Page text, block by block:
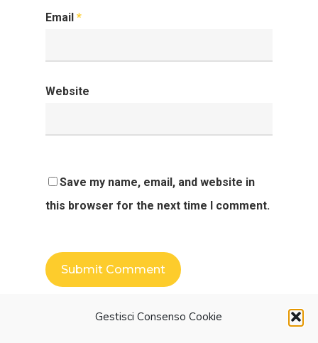
Gestisci Consenso Cookie
Email *
Website
Save my name, email, and website in
this browser for the next time I comment.